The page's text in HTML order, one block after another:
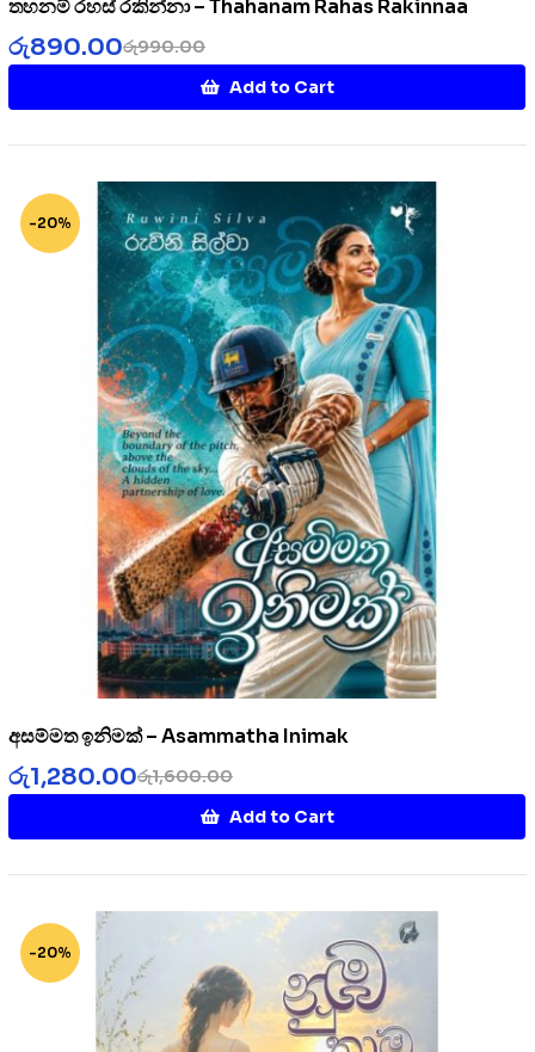
තහනම් රහස් රකින්නා – Thahanam Rahas Rakinnaa
රු990.00
රු890.00
Add to Cart
-20%
අසම්මත ඉනිමක් – Asammatha Inimak
රු1,600.00
රු1,280.00
Add to Cart
-20%